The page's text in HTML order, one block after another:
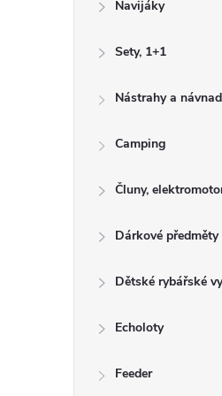
Navijáky
Sety, 1+1
Nástrahy a
Camping
Čluny,
Dárkové předměty
Dětské rybářské
Echoloty
Feeder